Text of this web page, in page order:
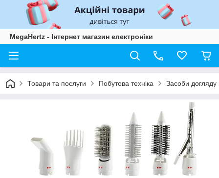
MegaHertz - Інтернет магазин електроніки
Товари та послуги Побутова техніка Засоби догляду